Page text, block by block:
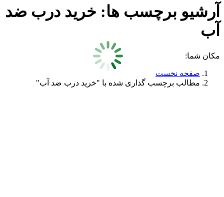
آرشیو برچسب ها: خرید درب ضد
آب
مکان شما:
صفحه نخست
مطالب برچسب گذاری شده با "خرید درب ضد آب"